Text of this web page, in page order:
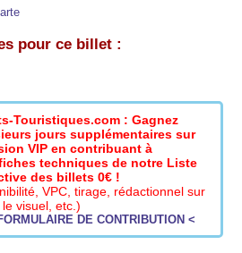
pour ce billet :
Touristiques.com : Gagnez
jours supplémentaires sur
VIP en contribuant à
techniques de notre Liste
des billets 0€ !
VPC, tirage, rédactionnel sur
le visuel, etc.)
DE CONTRIBUTION <